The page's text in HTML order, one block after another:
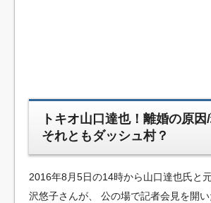
トキオ山口達也！離婚の原因
それともダッシュ村？
2016年8月5日の14時から山口達也氏と
沢悠子さんが、
公の場で記者会見を開